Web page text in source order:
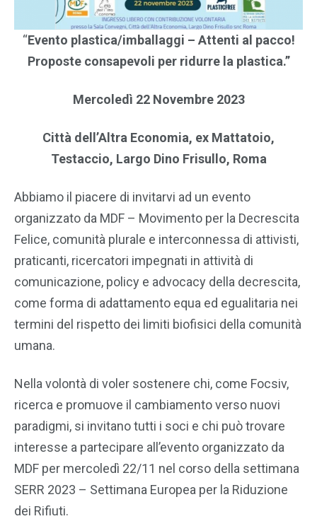
“Evento plastica/imballaggi – Attenti al pacco!
Proposte consapevoli per ridurre la plastica.”
Mercoledì 22 Novembre 2023
Città dell’Altra Economia, ex Mattatoio,
Testaccio, Largo Dino Frisullo, Roma
Abbiamo il piacere di invitarvi ad un evento
organizzato da MDF – Movimento per la Decrescita
Felice, comunità plurale e interconnessa di attivisti,
praticanti, ricercatori impegnati in attività di
comunicazione, policy e advocacy della decrescita,
come forma di adattamento equa ed egualitaria nei
termini del rispetto dei limiti biofisici della comunità
umana.
Nella volontà di voler sostenere chi, come Focsiv,
ricerca e promuove il cambiamento verso nuovi
paradigmi, si invitano tutti i soci e chi può trovare
interesse a partecipare all’evento organizzato da
MDF per mercoledì 22/11 nel corso della settimana
SERR 2023 – Settimana Europea per la Riduzione
dei Rifiuti.